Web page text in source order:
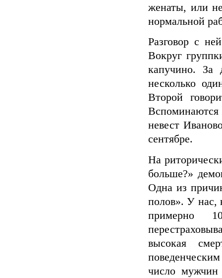
женаты, или
нормальной
Разговор с
Вокруг
капучино. За
несколько
Второй
невест
сентябре.
На
больше?»
Одна из
полов». У нас,
примерно
высокая
число